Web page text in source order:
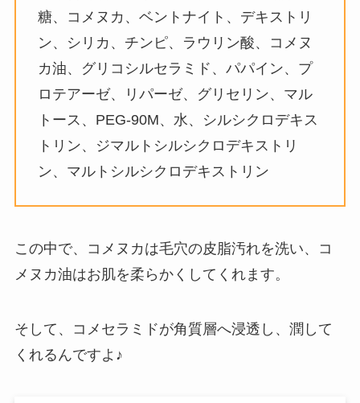
糖、コメヌカ、ベントナイト、デキストリ
ン、シリカ、チンピ、ラウリン酸、コメヌ
カ油、グリコシルセラミド、パパイン、プ
ロテアーゼ、リパーゼ、グリセリン、マル
トース、PEG-90M、水、シルシクロデキス
トリン、ジマルトシルシクロデキストリ
ン、マルトシルシクロデキストリン
この中で、コメヌカは毛穴の皮脂汚れを洗い、コ
メヌカ油はお肌を柔らかくしてくれます。
そして、コメセラミドが角質層へ浸透し、潤して
くれるんですよ♪